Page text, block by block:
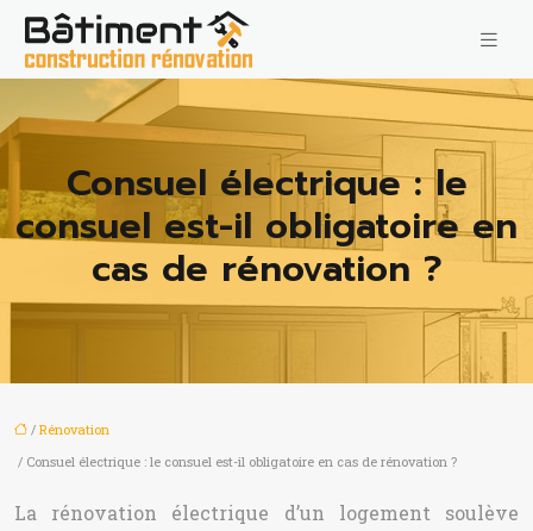
Consuel électrique : le
consuel est-il obligatoire en
cas de rénovation ?
/ Rénovation
/ Consuel électrique : le consuel est-il obligatoire en cas de rénovation ?
La rénovation électrique d’un logement soulève